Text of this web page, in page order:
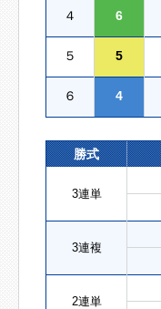
４ 6
５ 5
６ 4
勝式
3連単
3連複
2連単